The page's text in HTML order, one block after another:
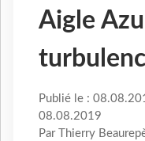
Aigle
Publié le :
08.08.2019
Par Thierry